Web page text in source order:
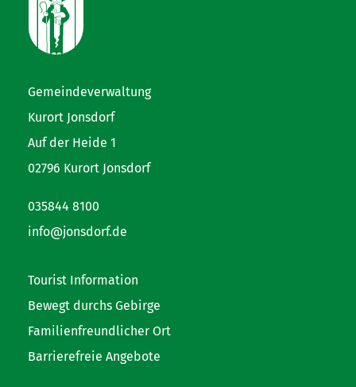
Gemeindeverwaltung
Kurort Jonsdorf
Auf der Heide 1
02796 Kurort Jonsdorf
035844 8100
info@jonsdorf.de
Tourist Information
Bewegt durchs Gebirge
Familienfreundlicher Ort
Barrierefreie Angebote